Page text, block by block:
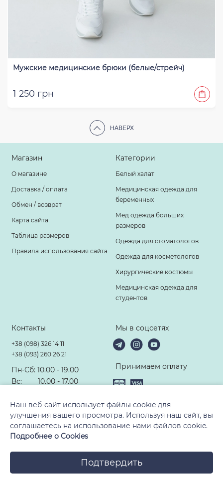
Мужские медицинские брюки (белые/стрейч)
1 250 грн
НАВЕРХ
Магазин
О магазине
Доставка / оплата
Обмен / возврат
Карта сайта
Таблица размеров
Правила использования сайта
Категории
Белый халат
Медицинская одежда для
беременных
Мед одежда больших
размеров
Одежда для стоматологов
Одежда для косметологов
Хирургические костюмы
Медицинская одежда для
студентов
Контакты
+38 (098) 326 14 11
+38 (093) 260 26 21
Пн-Сб: 10.00 - 19.00
Вс: 10.00 - 17.00
Мы в соцсетях
Принимаем оплату
Наш веб-сайт использует файлы cookie для
улучшения вашего просмотра. Используя наш сайт, вы
соглашаетесь на использование нами файлов cookie.
Подробнее о Cookies
Подтвердить